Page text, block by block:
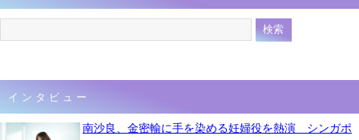
インタビュー
南沙良、金密輸に手を染める妊婦役を熱演 シンガポ